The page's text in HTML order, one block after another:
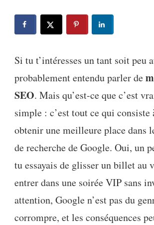
Si tu t’intéresses un tant soit peu
probablement entendu parler de
SEO. Mais qu’est-ce que c’est
simple : c’est tout ce qui
obtenir une meilleure place dans
de recherche de Google. Oui, un
tu essayais de glisser un billet au
entrer dans une soirée VIP sans
attention, Google n’est pas du
corrompre, et les conséquences